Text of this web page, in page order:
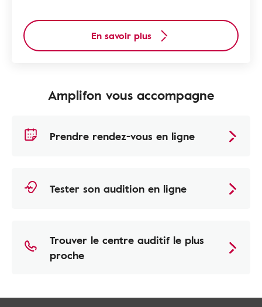
En savoir plus
Amplifon vous accompagne
Prendre rendez-vous en ligne
Tester son audition en ligne
Trouver le centre auditif le plus
proche